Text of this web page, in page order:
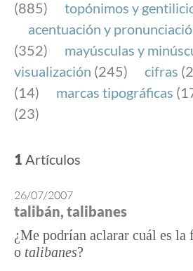
(885)
topónimos y
acentuación y
(352)
mayúsculas y
visualización (245) cifras
(14)
marcas tipográficas
(23)
1 Artículos
26/07/2007
talibán, talibanes
¿Me podrían aclarar cuál es
o talibanes?